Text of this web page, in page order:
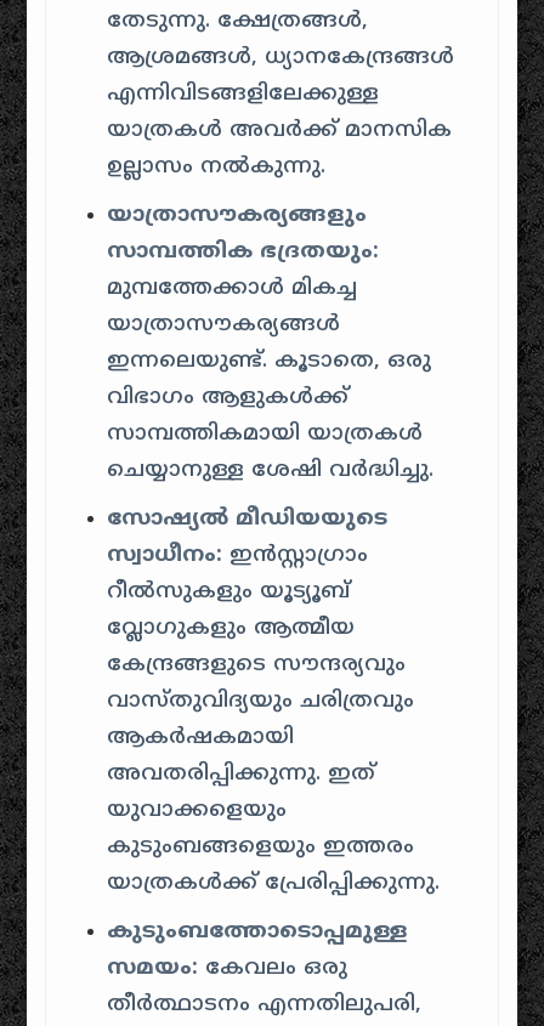
തേടുന്നു. ക്ഷേത്രങ്ങൾ,
ആശ്രമങ്ങൾ, ധ്യാനകേന്ദ്രങ്ങൾ
എന്നിവിടങ്ങളിലേക്കുള്ള
യാത്രകൾ അവർക്ക് മാനസിക
ഉല്ലാസം നൽകുന്നു.
യാത്രാസൗകര്യങ്ങളും
സാമ്പത്തിക ഭദ്രതയും:
മുമ്പത്തേക്കാൾ മികച്ച
യാത്രാസൗകര്യങ്ങൾ
ഇന്നലെയുണ്ട്. കൂടാതെ, ഒരു
വിഭാഗം ആളുകൾക്ക്
സാമ്പത്തികമായി യാത്രകൾ
ചെയ്യാനുള്ള ശേഷി വർദ്ധിച്ചു.
സോഷ്യൽ മീഡിയയുടെ
സ്വാധീനം: ഇൻസ്റ്റാഗ്രാം
റീൽസുകളും യൂട്യൂബ്
വ്ലോഗുകളും ആത്മീയ
കേന്ദ്രങ്ങളുടെ സൗന്ദര്യവും
വാസ്തുവിദ്യയും ചരിത്രവും
ആകർഷകമായി
അവതരിപ്പിക്കുന്നു. ഇത്
യുവാക്കളെയും
കുടുംബങ്ങളെയും ഇത്തരം
യാത്രകൾക്ക് പ്രേരിപ്പിക്കുന്നു.
കുടുംബത്തോടൊപ്പമുള്ള
സമയം: കേവലം ഒരു
തീർത്ഥാടനം എന്നതിലുപരി,